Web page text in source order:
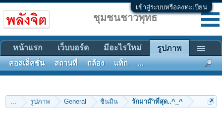
เข้าสู่ระบบหรือลงทะเบียน
... รูปภาพ General ชินมิน รักมาม๊าที่สุด..^_^
ชุมชนชาวพุทธ
หน้าแรก เว็บบอร์ด มีอะไรใหม่ รูปภาพ
คอลเล็คชั่น สถานที่ กล้อง แท็ก ...